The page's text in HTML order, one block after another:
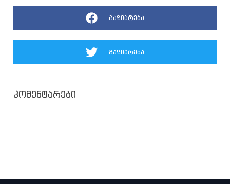
გაზიარება
გაზიარება
კომენტარები